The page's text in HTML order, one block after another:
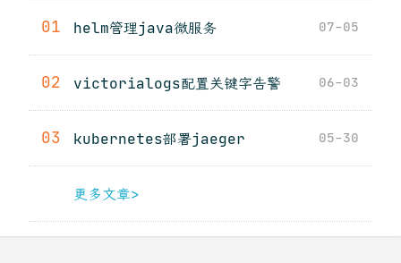
01 helm管理java微服务 07-05
02 victorialogs配置关键字告警 06-03
03 kubernetes部署jaeger 05-30
更多文章>